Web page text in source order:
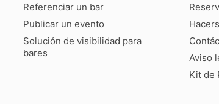
Referenciar un bar
Publicar un evento
Solución de visibilidad para
bares
Aviso
Kit de